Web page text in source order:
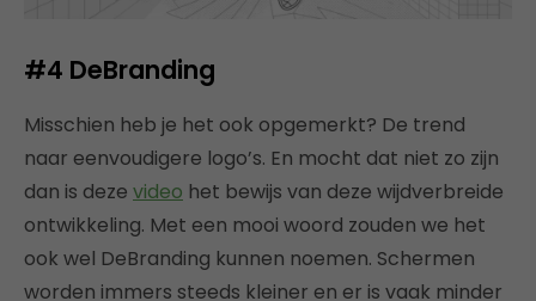
#4 DeBranding
Misschien heb je het ook opgemerkt? De trend
naar eenvoudigere logo’s. En mocht dat niet zo zijn
dan is deze video het bewijs van deze wijdverbreide
ontwikkeling. Met een mooi woord zouden we het
ook wel DeBranding kunnen noemen. Schermen
worden immers steeds kleiner en er is vaak minder